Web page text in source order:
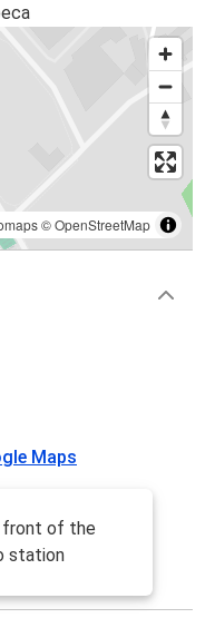
©OpenStreetMap
Maps
front of the
station